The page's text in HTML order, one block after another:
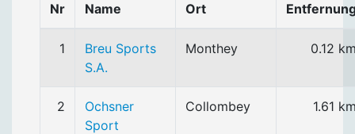
Nr Name Ort
1
Breu Sports
S.A.
Monthey 0.12
2
Ochsner
Sport
Collombey 1.61